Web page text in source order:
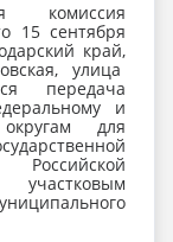
комиссия
15 сентября
край,
улица
передача
и
для